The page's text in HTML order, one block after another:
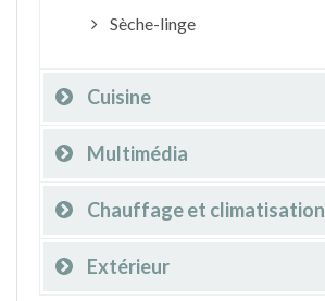
Sèche-linge
Cuisine
Multimédia
Chauffage et climatisation
Extérieur